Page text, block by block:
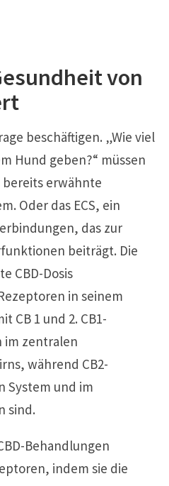
von
beschäftigen. „Wie viel
Hund geben?“ müssen
bereits erwähnte
Oder das ECS, ein
das zur
beiträgt. Die
CBD-Dosis
in seinem
CB 1 und 2. CB1-
im zentralen
während CB2-
System und im
sind.
Behandlungen
indem sie die